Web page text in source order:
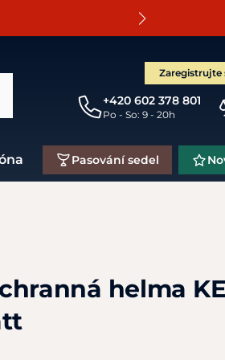
Zaregistrujte
+420 602 378 801
Po - So: 9 - 20h
Pasování sedel
helma